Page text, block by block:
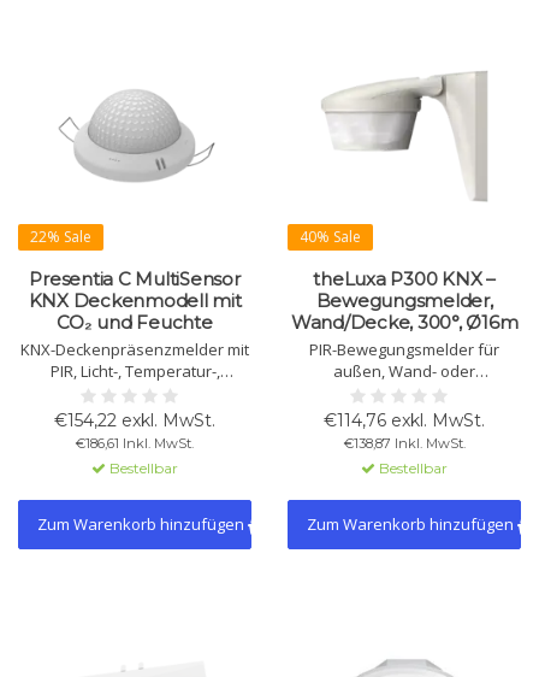
22% Sale
Presentia C MultiSensor
KNX Deckenmodell mit
CO₂ und Feuchte
KNX-Deckenpräsenzmelder mit
PIR, Licht-, Temperatur-,
Feuchte- und CO₂-Sensor. Für
konstante Lichtregelung, Klima-
und Luftqualitätssteuerung.
Auf- oder Unterputzmontage,
KNX Secure.
€154,22 exkl. MwSt.
€186,61 Inkl. MwSt.
Bestellbar
Zum Warenkorb hinzufügen
40% Sale
theLuxa P300 KNX –
Bewegungsmelder,
Wand/Decke, 300°, Ø16m
PIR-Bewegungsmelder für
außen, Wand- oder
Deckenmontage. Automatische
Lichtsteuerung nach
Anwesenheit und Helligkeit.
Einfach in KNX-Systeme per ETS
integrierbar.
€114,76 exkl. MwSt.
€138,87 Inkl. MwSt.
Bestellbar
Zum Warenkorb hinzufügen